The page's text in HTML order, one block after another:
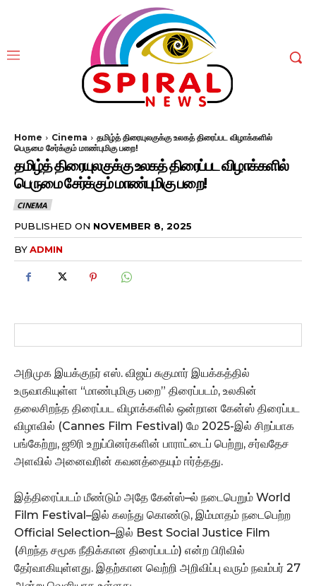
Home Cinema
தமிழ்த் திரையுலகுக்கு உலகத் திரைப்பட விழாக்களில்
பெருமை சேர்க்கும் மாண்புமிகு பறை!
தமிழ்த் திரையுலகுக்கு உலகத் திரைப்பட விழாக்களில்
பெருமை சேர்க்கும் மாண்புமிகு பறை!
CINEMA
PUBLISHED ON NOVEMBER 8, 2025
BYADMIN
அறிமுக இயக்குநர் எஸ். விஜய் சுகுமார் இயக்கத்தில்
உருவாகியுள்ள “மாண்புமிகு பறை” திரைப்படம், உலகின்
தலைசிறந்த திரைப்பட விழாக்களில் ஒன்றான கேன்ஸ் திரைப்பட
விழாவில் (Cannes Film Festival) மே 2025-இல் சிறப்பாக
பங்கேற்று, ஜூரி உறுப்பினர்களின் பாராட்டைப் பெற்று, சர்வதேச
அளவில் அனைவரின் கவனத்தையும் ஈர்த்தது.
இத்திரைப்படம் மீண்டும் அதே கேன்ஸ்–ல் நடைபெறும் World
Film Festival–இல் கலந்து கொண்டு, இம்மாதம் நடைபெற்ற
Official Selection–இல் Best Social Justice Film
(சிறந்த சமூக நீதிக்கான திரைப்படம்) என்ற பிரிவில்
தேர்வாகியுள்ளது. இதற்கான வெற்றி அறிவிப்பு வரும் நவம்பர் 27